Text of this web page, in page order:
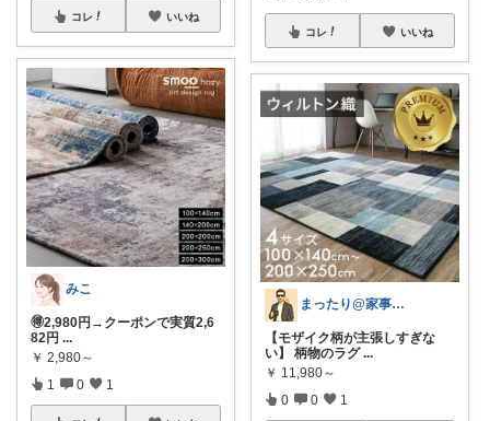
コレ いいね
みこ
🉐2,980円→クーポンで実質2,6
82円 ...
￥ 2,980～
1 0 1
コレ いいね
まったり@家事ラク時短アイテム
【モザイク柄が主張しすぎな
い】 柄物のラグ ...
￥ 11,980～
0 0 1